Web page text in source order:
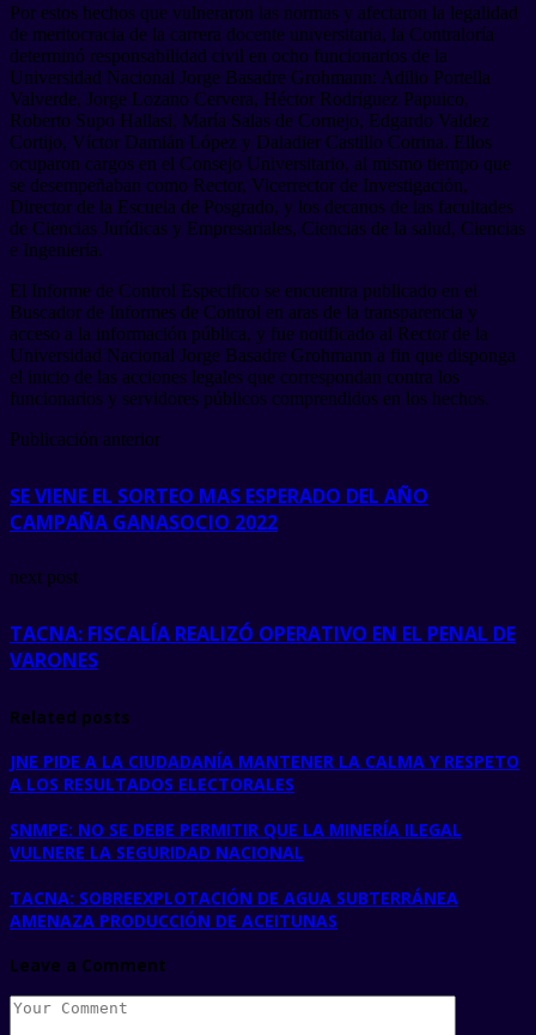
Por estos hechos que vulneraron las normas y afectaron la legalidad
de meritocracia de la carrera docente universitaria, la Contraloría
determinó responsabilidad civil en ocho funcionarios de la
Universidad Nacional Jorge Basadre Grohmann: Adilio Portella
Valverde, Jorge Lozano Cervera, Héctor Rodríguez Papuico,
Roberto Supo Hallasi, María Salas de Cornejo, Edgardo Valdez
Cortijo, Víctor Damián López y Daladier Castillo Cotrina. Ellos
ocuparon cargos en el Consejo Universitario, al mismo tiempo que
se desempeñaban como Rector, Vicerrector de Investigación,
Director de la Escuela de Posgrado, y los decanos de las facultades
de Ciencias Jurídicas y Empresariales, Ciencias de la salud, Ciencias
e Ingeniería.
El Informe de Control Especifico se encuentra publicado en el
Buscador de Informes de Control en aras de la transparencia y
acceso a la información pública, y fue notificado al Rector de la
Universidad Nacional Jorge Basadre Grohmann a fin que disponga
el inicio de las acciones legales que correspondan contra los
funcionarios y servidores públicos comprendidos en los hechos.
Publicación anterior
SE VIENE EL SORTEO MAS ESPERADO DEL AÑO
CAMPAÑA GANASOCIO 2022
next post
TACNA: FISCALÍA REALIZÓ OPERATIVO EN EL PENAL DE
VARONES
Related posts
JNE PIDE A LA CIUDADANÍA MANTENER LA CALMA Y RESPETO
A LOS RESULTADOS ELECTORALES
SNMPE: NO SE DEBE PERMITIR QUE LA MINERÍA ILEGAL
VULNERE LA SEGURIDAD NACIONAL
TACNA: SOBREEXPLOTACIÓN DE AGUA SUBTERRÁNEA
AMENAZA PRODUCCIÓN DE ACEITUNAS
Leave a Comment